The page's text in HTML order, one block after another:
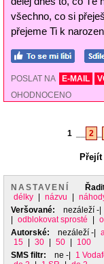
všechno, co si
přejeme Ti k
POSLAT NA E-MAIL
OHODNOCENO
1
2
NASTAVENÍ
délky
názvu
Veršované:
nezáleží -|
odblokovat sprosté
Autorské:
nezáleží -|
15
30 50
100
SMS filtr:
ne -| 1